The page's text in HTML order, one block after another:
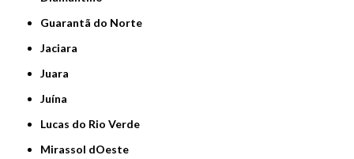
Guarantã do Norte
Jaciara
Juara
Juína
Lucas do Rio Verde
Mirassol dOeste